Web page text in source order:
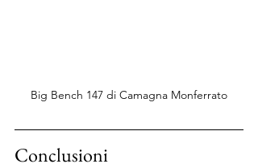
Big Bench 147 di Camagna Monferrato
Conclusioni